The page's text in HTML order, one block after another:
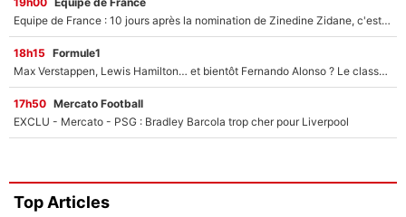
Equipe de France : 10 jours après la nomination de Zinedine Zidane, c'est au tour de son fils de prendre un nouveau départ !
18h15 Formule1
Max Verstappen, Lewis Hamilton… et bientôt Fernando Alonso ? Le classement des pilotes les mieux payés en Formule 1 risque de changer !
17h50 Mercato Football
EXCLU - Mercato - PSG : Bradley Barcola trop cher pour Liverpool
Top Articles